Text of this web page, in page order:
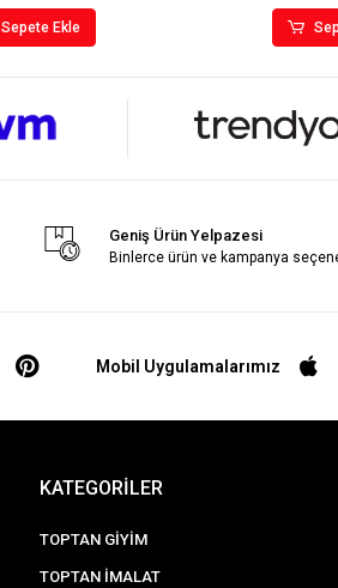
Sepete Ekle
Geniş Ürün Yelpazesi
Binlerce ürün ve kampanya
Mobil Uygulamalarımız
KATEGORİLER
TOPTAN GİYİM
TOPTAN İMALAT